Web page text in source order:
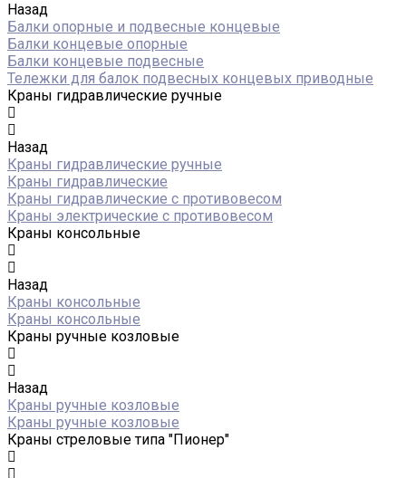
Назад
Балки опорные и подвесные концевые
Балки концевые опорные
Балки концевые подвесные
Тележки для балок подвесных концевых приводные
Краны гидравлические ручные
Назад
Краны гидравлические ручные
Краны гидравлические
Краны гидравлические с противовесом
Краны электрические с противовесом
Краны консольные
Назад
Краны консольные
Краны консольные
Краны ручные козловые
Назад
Краны ручные козловые
Краны ручные козловые
Краны стреловые типа "Пионер"